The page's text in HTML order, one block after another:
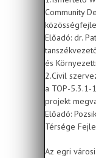
Community
Előadó: dr.
és
2.Civil
a TOP-5.3.1-
projekt
Előadó:
Térsége
Az egri